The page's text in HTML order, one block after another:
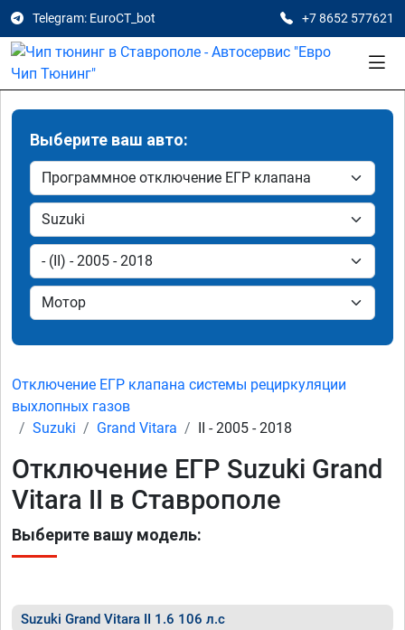
Telegram: EuroCT_bot +7 8652 577621
Выберите ваш авто:
Отключение ЕГР клапана системы рециркуляции
выхлопных газов
Suzuki
Grand Vitara II - 2005 - 2018
Отключение ЕГР Suzuki Grand
Vitara II в Ставрополе
Выберите вашу модель:
Suzuki Grand Vitara II 1.6 106 л.с